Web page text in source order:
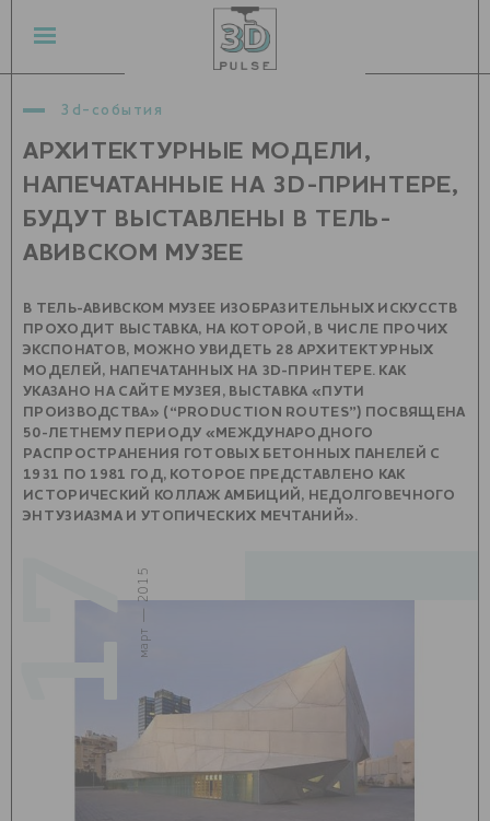
3d-события
АРХИТЕКТУРНЫЕ МОДЕЛИ,
НАПЕЧАТАННЫЕ НА 3D-ПРИНТЕРЕ,
БУДУТ ВЫСТАВЛЕНЫ В ТЕЛЬ-
АВИВСКОМ МУЗЕЕ
В ТЕЛЬ-АВИВСКОМ МУЗЕЕ ИЗОБРАЗИТЕЛЬНЫХ ИСКУССТВ
ПРОХОДИТ ВЫСТАВКА, НА КОТОРОЙ, В ЧИСЛЕ ПРОЧИХ
ЭКСПОНАТОВ, МОЖНО УВИДЕТЬ 28 АРХИТЕКТУРНЫХ
МОДЕЛЕЙ, НАПЕЧАТАННЫХ НА 3D-ПРИНТЕРЕ. КАК
УКАЗАНО НА САЙТЕ МУЗЕЯ, ВЫСТАВКА «ПУТИ
ПРОИЗВОДСТВА» (“PRODUCTION ROUTES”) ПОСВЯЩЕНА
50-ЛЕТНЕМУ ПЕРИОДУ «МЕЖДУНАРОДНОГО
РАСПРОСТРАНЕНИЯ ГОТОВЫХ БЕТОННЫХ ПАНЕЛЕЙ С
1931 ПО 1981 ГОД, КОТОРОЕ ПРЕДСТАВЛЕНО КАК
ИСТОРИЧЕСКИЙ КОЛЛАЖ АМБИЦИЙ, НЕДОЛГОВЕЧНОГО
ЭНТУЗИАЗМА И УТОПИЧЕСКИХ МЕЧТАНИЙ».
17
март — 2015